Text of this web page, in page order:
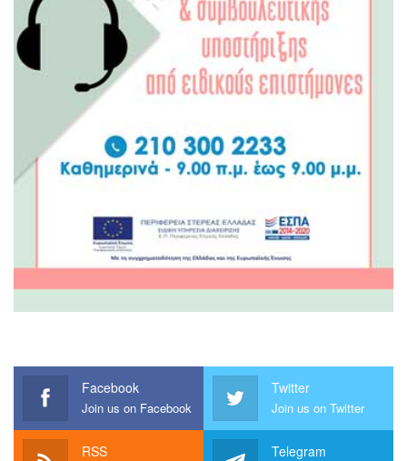
Facebook
Join us on Facebook
Twitter
Join us on Twitter
RSS Telegram